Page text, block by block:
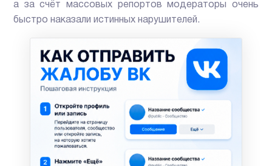
а за счёт массовых репортов модераторы очень
быстро наказали истинных нарушителей.